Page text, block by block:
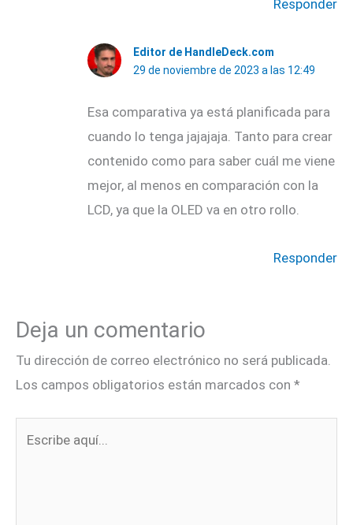
Responder
Editor de HandleDeck.com
29 de noviembre de 2023 a las 12:49
Esa comparativa ya está planificada para
cuando lo tenga jajajaja. Tanto para crear
contenido como para saber cuál me viene
mejor, al menos en comparación con la
LCD, ya que la OLED va en otro rollo.
Responder
Deja un comentario
Tu dirección de correo electrónico no será publicada.
Los campos obligatorios están marcados con *